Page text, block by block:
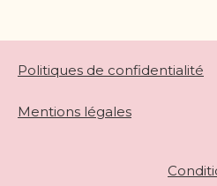
Politiques de confidentialité
Mentions légales